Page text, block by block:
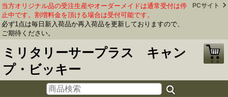
当方オリジナル品の受注生産やオーダーメイドは通常受付は停
止中です。割増料金を頂ける場合は受付可能です。
必ず1点は毎日新入荷品か再入荷品を更新しておりますので、
ご期待ください。
PCサイト
ミリタリーサープラス キャン
プ・ビッキー